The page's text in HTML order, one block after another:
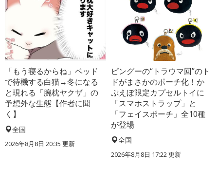
「もう寝るからね」ベッド
で待機する白猫→冬になる
と現れる「腕枕ヤクザ」の
予想外な生態【作者に聞
く】
全国
2026年8月8日 20:35 更新
ピングーの“トラウマ回”のト
ドがまさかのポーチ化！か
ぷえぼ限定カプセルトイに
「スマホストラップ」と
「フェイスポーチ」全10種
が登場
全国
2026年8月8日 17:22更新